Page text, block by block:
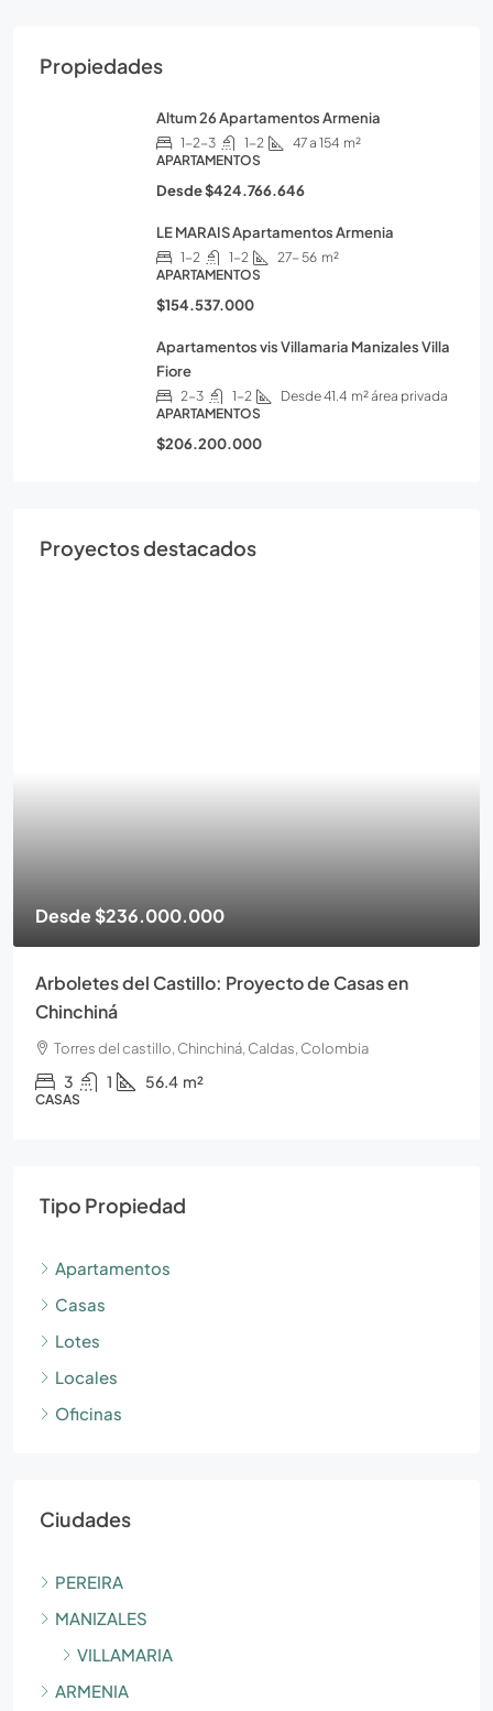
Propiedades
Altum 26 Apartamentos Armenia
1-2-3 1-2 47 a 154 m²
APARTAMENTOS
Desde$424.766.646
LE MARAIS Apartamentos Armenia
1-2 1-2 27- 56 m²
APARTAMENTOS
$154.537.000
Apartamentos vis Villamaria Manizales Villa
Fiore
2-3 1-2 Desde 41.4 m² área privada
APARTAMENTOS
$206.200.000
Proyectos destacados
Desde$236.000.000
Arboletes del Castillo: Proyecto de Casas en
Chinchiná
Torres del castillo, Chinchiná, Caldas, Colombia
3 1 56.4 m²
CASAS
Tipo Propiedad
Apartamentos
Casas
Lotes
Locales
Oficinas
Ciudades
PEREIRA
MANIZALES
VILLAMARIA
ARMENIA